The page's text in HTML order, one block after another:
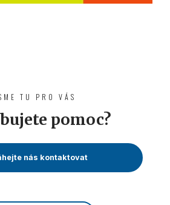
TU PRO VÁS
pomoc?
nás kontaktovat